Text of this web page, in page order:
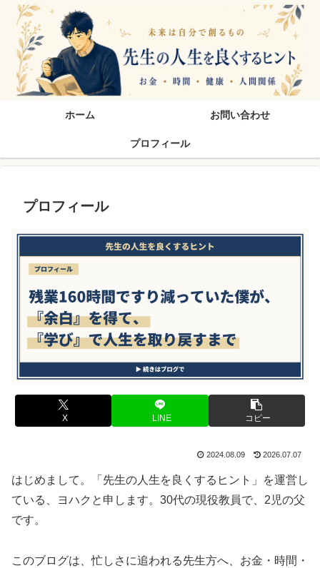
先生の人生を良くするヒン
ホーム お問い合わせ
プロフィール
プロフィール
X LINE コピー
2024.08.09 2026.07.07
はじめまして。「先生の人生を良くするヒント」を運営し
ている、ヨハクと申します。30代の現役教員で、2児の父
です。
このブログは、忙しさに追われる先生方へ、お金・時間・